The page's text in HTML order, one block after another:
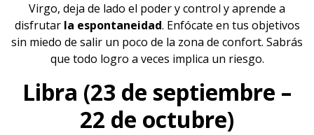
Virgo, deja de lado el poder y control y aprende a
disfrutarla espontaneidad. Enfócate en tus objetivos
sin miedo de salir un poco de la zona de confort. Sabrás
que todo logro a veces implica un riesgo.
Libra (23 de septiembre –
22 de octubre)